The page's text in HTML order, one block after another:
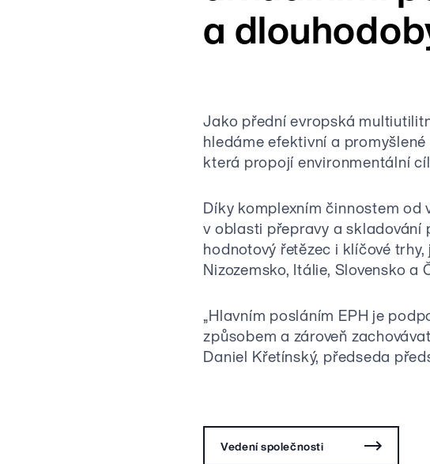
a
Jako přední evropská
hledáme efektivní a
která propojí environmentální
Díky komplexním činnostem
v oblasti přepravy a skladování
hodnotový řetězec i klíčové
Nizozemsko, Itálie, Slovensko a
„Hlavním posláním EPH je
způsobem a zároveň
Daniel Křetínský, předseda
Vedení společnosti